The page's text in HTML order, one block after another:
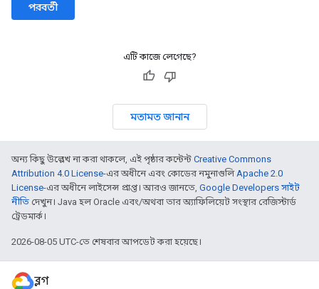
পরবর্তী
এটি কাজে লেগেছে?
মতামত জানান
অন্য কিছু উল্লেখ না করা থাকলে, এই পৃষ্ঠার কন্টেন্ট Creative Commons
Attribution 4.0 License-এর অধীনে এবং কোডের নমুনাগুলিApache 2.0
License-এর অধীনে লাইসেন্স প্রাপ্ত। আরও জানতে, Google Developers সাইট
নীতি দেখুন। Java হল Oracle এবং/অথবা তার অ্যাফিলিয়েট সংস্থার রেজিস্টার্ড
ট্রেডমার্ক।
2026-08-05 UTC-তে শেষবার আপডেট করা হয়েছে।
ব্লগ